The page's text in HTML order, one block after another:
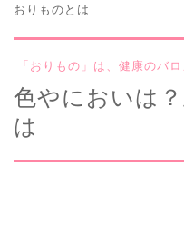
おりものとは
「おりもの」は、健康のバ
色やにおいは
は